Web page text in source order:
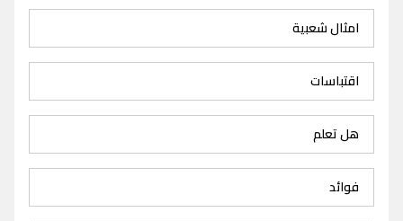
امثال شعبية
اقتباسات
هل تعلم
فوائد